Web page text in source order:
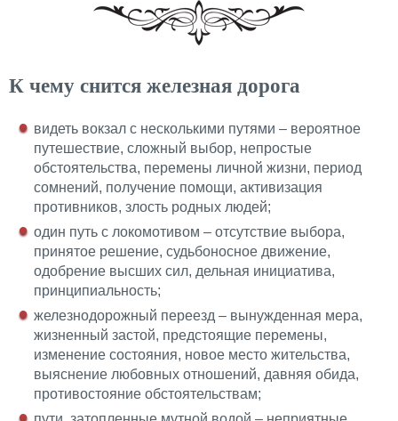
К чему снится железная дорога
видеть вокзал с несколькими путями – вероятное
путешествие, сложный выбор, непростые
обстоятельства, перемены личной жизни, период
сомнений, получение помощи, активизация
противников, злость родных людей;
один путь с локомотивом – отсутствие выбора,
принятое решение, судьбоносное движение,
одобрение высших сил, дельная инициатива,
принципиальность;
железнодорожный переезд – вынужденная мера,
жизненный застой, предстоящие перемены,
изменение состояния, новое место жительства,
выяснение любовных отношений, давняя обида,
противостояние обстоятельствам;